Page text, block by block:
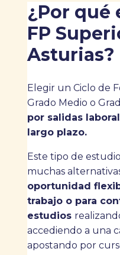
¿Por qué
FP
Asturias?
Elegir un Ciclo de
Grado Medio o
por salidas
largo plazo.
Este tipo de
muchas
oportunidad
trabajo o para
estudios
accediendo a una
apostando por